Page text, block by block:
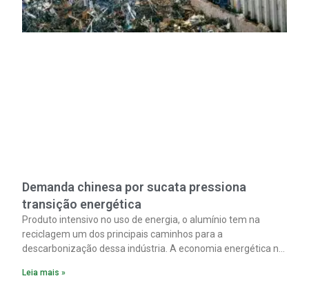
Demanda chinesa por sucata pressiona
transição energética
Produto intensivo no uso de energia, o alumínio tem na
reciclagem um dos principais caminhos para a
descarbonização dessa indústria. A economia energética na
material. A produção de um alumínio mais limpo, no entanto,
Leia mais »